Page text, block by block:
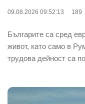
09.08.2026 09:52:13 189
Българите са сред
живот, като само в
трудова дейност са